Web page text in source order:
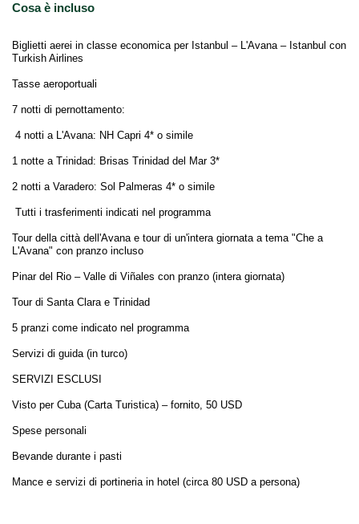
Cosa è incluso
Biglietti aerei in classe economica per Istanbul – L'Avana – Istanbul con
Turkish Airlines
Tasse aeroportuali
7 notti di pernottamento:
4 notti a L'Avana: NH Capri 4* o simile
1 notte a Trinidad: Brisas Trinidad del Mar 3*
2 notti a Varadero: Sol Palmeras 4* o simile
Tutti i trasferimenti indicati nel programma
Tour della città dell'Avana e tour di un'intera giornata a tema "Che a
L'Avana" con pranzo incluso
Pinar del Rio – Valle di Viñales con pranzo (intera giornata)
Tour di Santa Clara e Trinidad
5 pranzi come indicato nel programma
Servizi di guida (in turco)
SERVIZI ESCLUSI
Visto per Cuba (Carta Turistica) – fornito, 50 USD
Spese personali
Bevande durante i pasti
Mance e servizi di portineria in hotel (circa 80 USD a persona)